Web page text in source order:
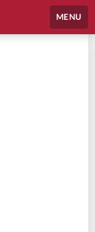
MENU